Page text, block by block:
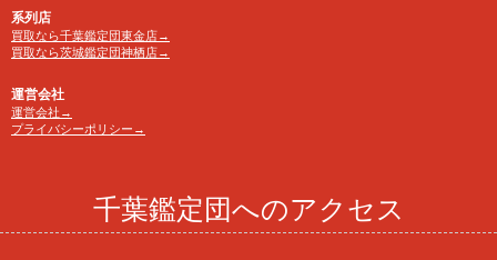
系列店
買取なら千葉鑑定団東金店→
買取なら茨城鑑定団神栖店→
運営会社
運営会社→
プライバシーポリシー→
千葉鑑定団へのアクセス